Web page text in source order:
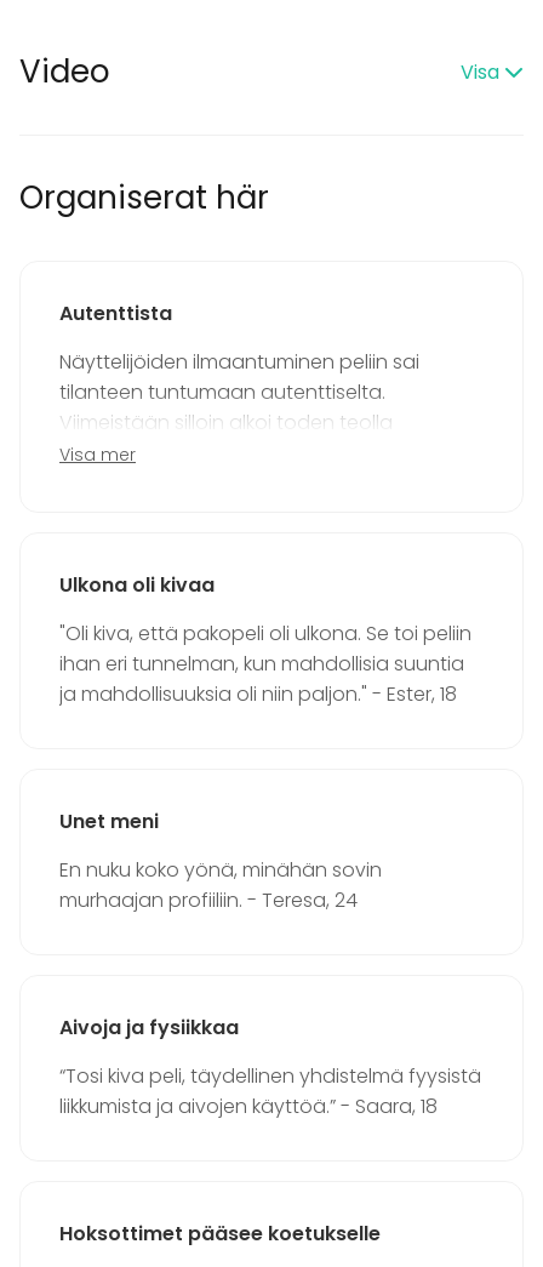
Möte
Konferens
Stuga / boende
Upplevelse / aktivitet
Upplevelse / aktivitet
Aktiviteter
Utomhusaktiviteter
köysillä rakennuksesta.
Video Visa
Organiserat här
Autenttista
Näyttelijöiden ilmaantuminen peliin sai
tilanteen tuntumaan autenttiselta.
Viimeistään silloin alkoi toden teolla
jännittämään ja oli pakko käyttää kaikkia
Visa mer
Ulkona oli kivaa
"Oli kiva, että pakopeli oli ulkona. Se toi peliin
ihan eri tunnelman, kun mahdollisia suuntia
ja mahdollisuuksia oli niin paljon." - Ester, 18
Unet meni
En nuku koko yönä, minähän sovin
murhaajan profiiliin. - Teresa, 24
Aivoja ja fysiikkaa
“Tosi kiva peli, täydellinen yhdistelmä fyysistä
liikkumista ja aivojen käyttöä.” - Saara, 18
Hoksottimet pääsee koetukselle